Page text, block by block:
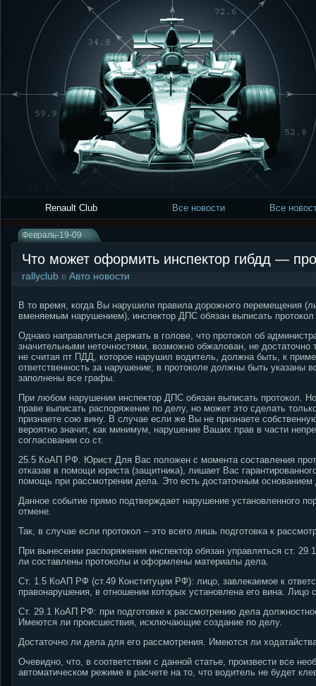
Renault Club Все новости Все
Февраль-19-09
Что может оформить инспектор гибдд —
rallyclub в Авто новости
В то время, когда Вы нарушили правила дорожного перемещения
вменяемым нарушением), инспектор ДПС обязан выписать
Однако направляться держать в голове, что протокол об
значительными неточностями, возможно обжалован, не
не считая пт ПДД, которое нарушил водитель, должна быть, к
ответственность за нарушение; в протоколе должны быть указаны
заполнены все графы.
При любом нарушении инспектор ДПС обязан выписать протокол.
праве выписать распоряжение по делу, но может это сделать
признаете сою вину. В случае если же Вы не признаете
вероятно значит, как минимум, нарушение Ваших прав в части
согласовании со ст.
25.5 КоАП РФ. Юрист Для Вас положен с момента составления
отказав в помощи юриста (защитника), лишает Вас
помощь при рассмотрении дела. Это есть достаточным основанием
Данное событие прямо подтверждает нарушение установленного
отмене.
Так, в случае если протокол – это всего лишь подготовка к
При вынесении распоряжения инспектор обязан управляться ст.
ли составлены протоколы и оформлены материалы дела.
Ст. 1.5 КоАП РФ (ст.49 Конституции РФ): лицо, завлекаемое к
правонарушения, в отношении которых установлена его вина. Лицо
Ст. 29.1 КоАП РФ: при подготовке к рассмотрению дела
Имеются ли происшествия, исключающие создание по делу.
Достаточно ли дела для его рассмотрения. Имеются ли
Очевидно, что, в соответствии с данной статье, произвести все
автоматическом режиме в расчете на то, что водитель не будет